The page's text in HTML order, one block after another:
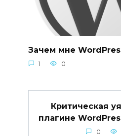
Зачем мне
1 0
Критическая
плагине
0